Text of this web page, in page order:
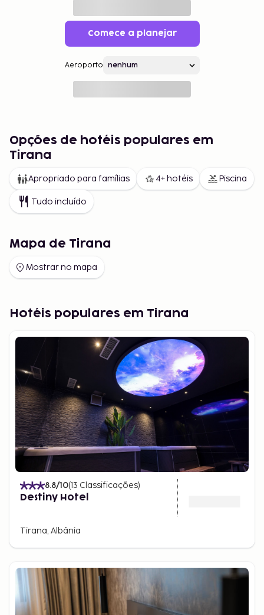
Comece a planejar
Aeroporto
Opções de hotéis populares em
Tirana
Apropriado para famílias 4+ hotéis Piscina
Tudo incluído
Mapa de Tirana
Mostrar no mapa
Hotéis populares em Tirana
8.8/10(13 Classificações)
Destiny Hotel
Tirana, Albânia